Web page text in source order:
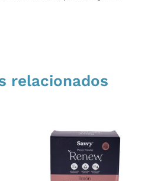
relacionados